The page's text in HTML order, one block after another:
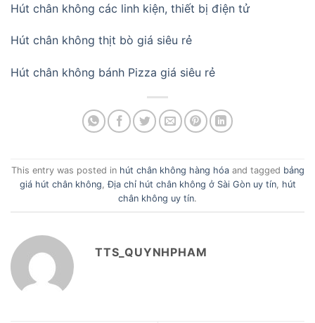
Hút chân không các linh kiện, thiết bị điện tử
Hút chân không thịt bò giá siêu rẻ
Hút chân không bánh Pizza giá siêu rẻ
This entry was posted in hút chân không hàng hóaand tagged bảng
giá hút chân không,Địa chỉ hút chân không ở Sài Gòn uy tín, hút
chân không uy tín.
TTS_QUYNHPHAM